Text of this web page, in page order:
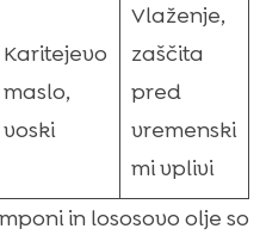
Karitejevo
maslo,
voski
Vlaženje,
zaščita
pred
vremenski
mi vplivi
in lososovo olje so